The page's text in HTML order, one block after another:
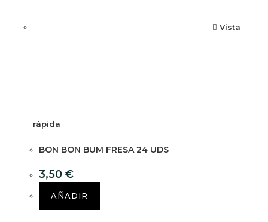
Vista
rápida
BON BON BUM FRESA 24 UDS
3,50 €
AÑADIR